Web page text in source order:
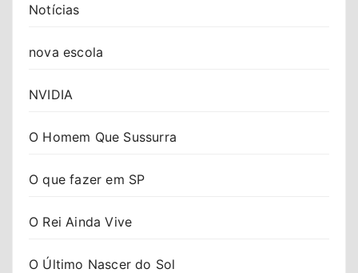
Notícias
nova escola
NVIDIA
O Homem Que Sussurra
O que fazer em SP
O Rei Ainda Vive
O Último Nascer do Sol